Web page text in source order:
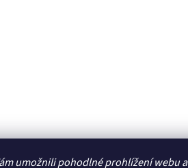
umožnili pohodlné prohlížení webu a